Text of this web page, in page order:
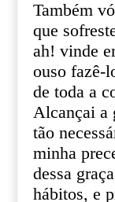
Também
que
ah! vinde
ouso fazê-
de toda a
Alcançai a
tão
minha
dessa
hábitos, e